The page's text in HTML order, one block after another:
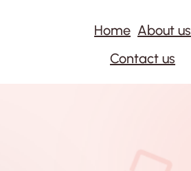
Home About us
Contact us